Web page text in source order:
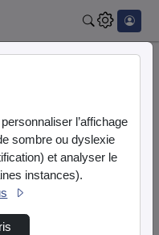
au Perche
Jean
au Perche
l’affichage
sombre ou dyslexie
et analyser le
instances).